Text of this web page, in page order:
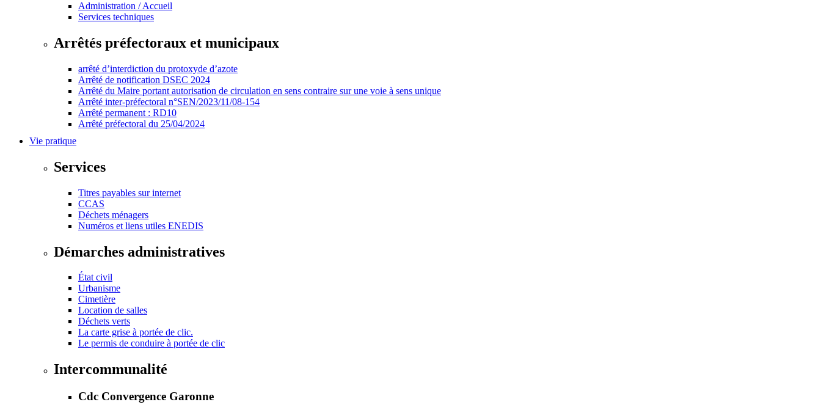
Administration / Accueil
Services techniques
Arrêtés préfectoraux et municipaux
arrêté d’interdiction du protoxyde d’azote
Arrêté de notification DSEC 2024
Arrêté du Maire portant autorisation de circulation en sens contraire sur une voie à sens unique
Arrêté inter-préfectoral n°SEN/2023/11/08-154
Arrêté permanent : RD10
Arrêté préfectoral du 25/04/2024
Vie pratique
Services
Titres payables sur internet
CCAS
Déchets ménagers
Numéros et liens utiles ENEDIS
Démarches administratives
État civil
Urbanisme
Cimetière
Location de salles
Déchets verts
La carte grise à portée de clic.
Le permis de conduire à portée de clic
Intercommunalité
Cdc Convergence Garonne